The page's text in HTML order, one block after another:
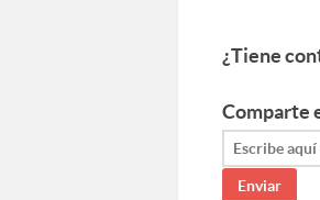
¿Tiene
Comparte